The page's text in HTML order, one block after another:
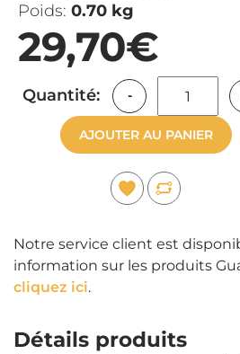
Poids: 0.70 kg
29,70€
Quantité: -
AJOUTER AU PANIER
Notre service client est
information sur les produits
cliquez ici.
Détails produits